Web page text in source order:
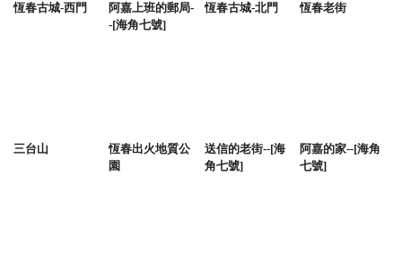
恆春古城-西門
阿嘉上班的郵局-
-[海角七號]
恆春古城-北門 恆春老街
三台山
恆春出火地質公
園
送信的老街--[海
角七號]
阿嘉的家--[海角
七號]